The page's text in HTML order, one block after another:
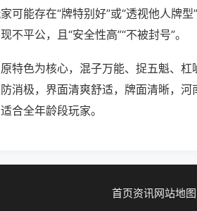
可能存在“牌特别好”或“透视他人牌
不平公，且“安全性高”“不被封号”。
特色为核心，混子万能、捉五魁、
消极，界面清爽舒适，牌面清晰，
合全年龄段玩家。
首页资讯网站地图